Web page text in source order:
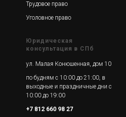
Трудовое право
Уголовное право
Юридическая
консультация в СПб
ул. Малая Конюшенная, дом 10
по будням с 10:00 до 21:00, в
выходные и праздничные дни с
10:00 до 19:00
+7 812 660 98 27